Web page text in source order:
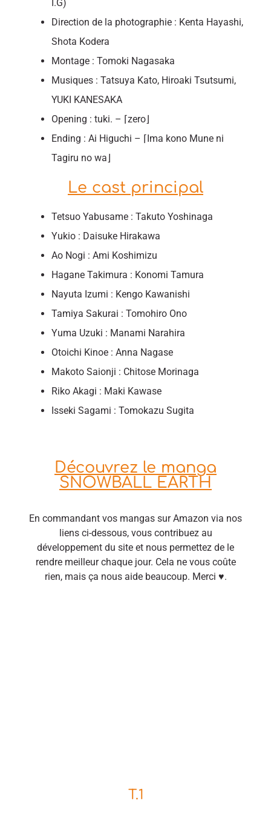
I.G)
Direction de la photographie : Kenta Hayashi,
Shota Kodera
Montage : Tomoki Nagasaka
Musiques : Tatsuya Kato, Hiroaki Tsutsumi,
YUKI KANESAKA
Opening : tuki. – ⌈zero⌋
Ending : Ai Higuchi – ⌈Ima kono Mune ni
Tagiru no wa⌋
Le cast principal
Tetsuo Yabusame : Takuto Yoshinaga
Yukio : Daisuke Hirakawa
Ao Nogi : Ami Koshimizu
Hagane Takimura : Konomi Tamura
Nayuta Izumi : Kengo Kawanishi
Tamiya Sakurai : Tomohiro Ono
Yuma Uzuki : Manami Narahira
Otoichi Kinoe : Anna Nagase
Makoto Saionji : Chitose Morinaga
Riko Akagi : Maki Kawase
Isseki Sagami : Tomokazu Sugita
Découvrez le manga
SNOWBALL EARTH
En commandant vos mangas sur Amazon via nos
liens ci-dessous, vous contribuez au
développement du site et nous permettez de le
rendre meilleur chaque jour. Cela ne vous coûte
rien, mais ça nous aide beaucoup. Merci ♥.
T.1